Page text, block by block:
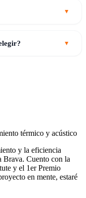
térmico y acústico
y la eficiencia
Brava. Cuento con la
y el 1er Premio
en mente, estaré